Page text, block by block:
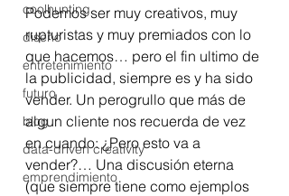
coolhunting
diseño
entretenimiento
futuro
blog
data-driven creativity
emprendimiento
Podemos ser muy creativos, muy
rupturistas y muy premiados con lo
que hacemos… pero el fin ultimo de
la publicidad, siempre es y ha sido
vender. Un perogrullo que más de
algun cliente nos recuerda de vez
en cuando: ¿Pero esto va a
vender?… Una discusión eterna
(que siempre tiene como ejemplos